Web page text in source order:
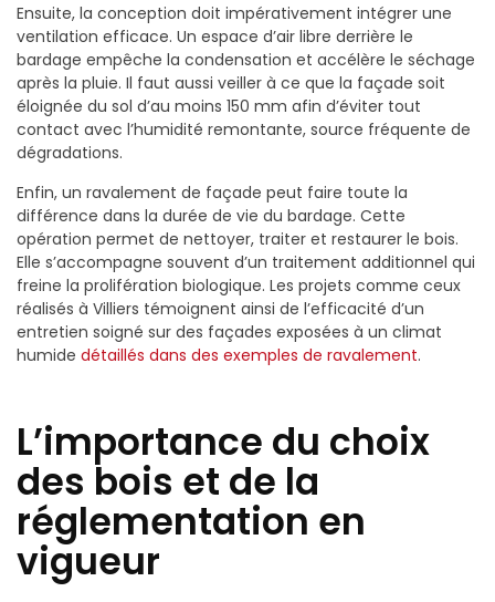
Ensuite, la conception doit impérativement intégrer une
ventilation efficace. Un espace d’air libre derrière le
bardage empêche la condensation et accélère le séchage
après la pluie. Il faut aussi veiller à ce que la façade soit
éloignée du sol d’au moins 150 mm afin d’éviter tout
contact avec l’humidité remontante, source fréquente de
dégradations.
Enfin, un ravalement de façade peut faire toute la
différence dans la durée de vie du bardage. Cette
opération permet de nettoyer, traiter et restaurer le bois.
Elle s’accompagne souvent d’un traitement additionnel qui
freine la prolifération biologique. Les projets comme ceux
réalisés à Villiers témoignent ainsi de l’efficacité d’un
entretien soigné sur des façades exposées à un climat
humide détaillés dans des exemples de ravalement.
L’importance du choix
des bois et de la
réglementation en
vigueur